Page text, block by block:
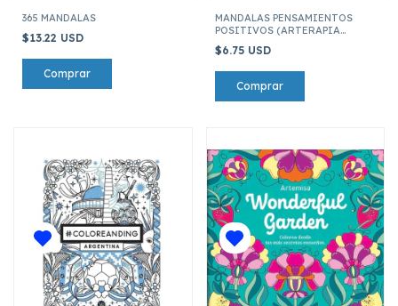
365 MANDALAS
$13.22 USD
MANDALAS PENSAMIENTOS
POSITIVOS (ARTERAPIA
$6.75 USD